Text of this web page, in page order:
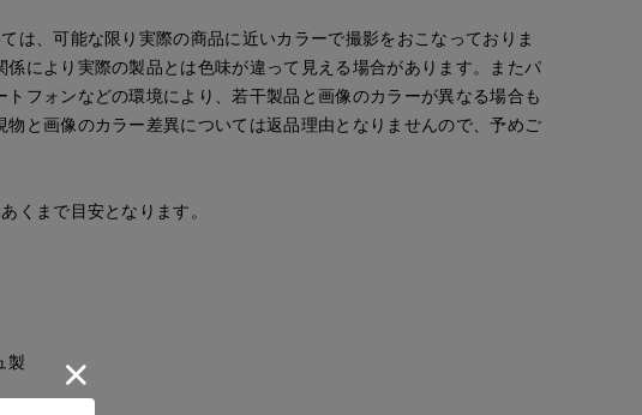
CLOSET
多大丸7-IDconcept.
cm
新宿タカシマヤSUPERIOR CLOSET
158cm
新宿タカシマヤSUPERIOR CLOSET
158 cm
ao
岡山天満屋SUPERIORCLOSET
157 cm
は、可能な限り実際の商品に近いカラーで撮影をおこなっておりま
係により実際の製品とは色味が違って見える場合があります。またパ
トフォンなどの環境により、若干製品と画像のカラーが異なる場合も
物と画像のカラー差異については返品理由となりませんので、予めご
くまで目安となります。
製